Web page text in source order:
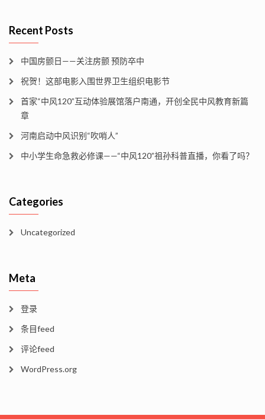
Recent Posts
中国房颤日——关注房颤 预防卒中
祝贺！这部电影入围世界卫生组织电影节
首家“中风120”互动体验展馆落户南通，开创全民中风教育新篇
章
河南启动中风识别“吹哨人”
中小学生命急救必修课——“中风120”祖孙科普直播，你看了吗？
Categories
Uncategorized
Meta
登录
条目feed
评论feed
WordPress.org